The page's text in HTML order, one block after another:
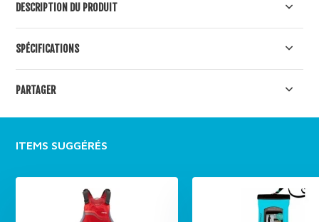
DESCRIPTION DU PRODUIT
SPÉCIFICATIONS
PARTAGER
ITEMS SUGGÉRÉS